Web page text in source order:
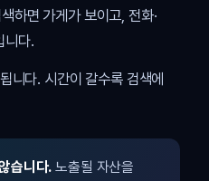
하면 가게가 보이고, 전화·
니다.
됩니다. 시간이 갈수록 검색에
습니다. 노출될 자산을